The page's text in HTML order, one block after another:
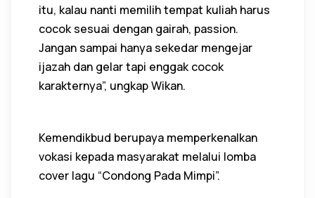
itu, kalau nanti memilih tempat kuliah harus
cocok sesuai dengan gairah, passion.
Jangan sampai hanya sekedar mengejar
ijazah dan gelar tapi enggak cocok
karakternya”, ungkap Wikan.
Kemendikbud berupaya memperkenalkan
vokasi kepada masyarakat melalui lomba
cover lagu “Condong Pada Mimpi”.